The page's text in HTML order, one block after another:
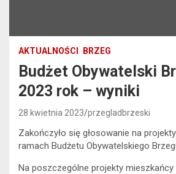
AKTUALNOŚCI BRZEG
Budżet Obywatelski
2023 rok – wyniki
28 kwietnia 2023 przegladbrzeski
Zakończyło się głosowanie na
ramach Budżetu Obywatelskiego
Na poszczególne projekty